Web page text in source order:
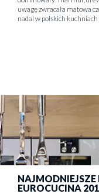
uwagę zwracała matowa
nadal w polskich kuchniach
NAJMODNIEJSZE
EUROCUCINA